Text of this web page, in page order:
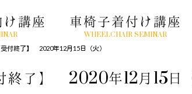
講座 車椅子着付け講座
WHEELCHAIR SEMINAR
終了】 2020年12月15日（火）
了】 2020年12月15日（